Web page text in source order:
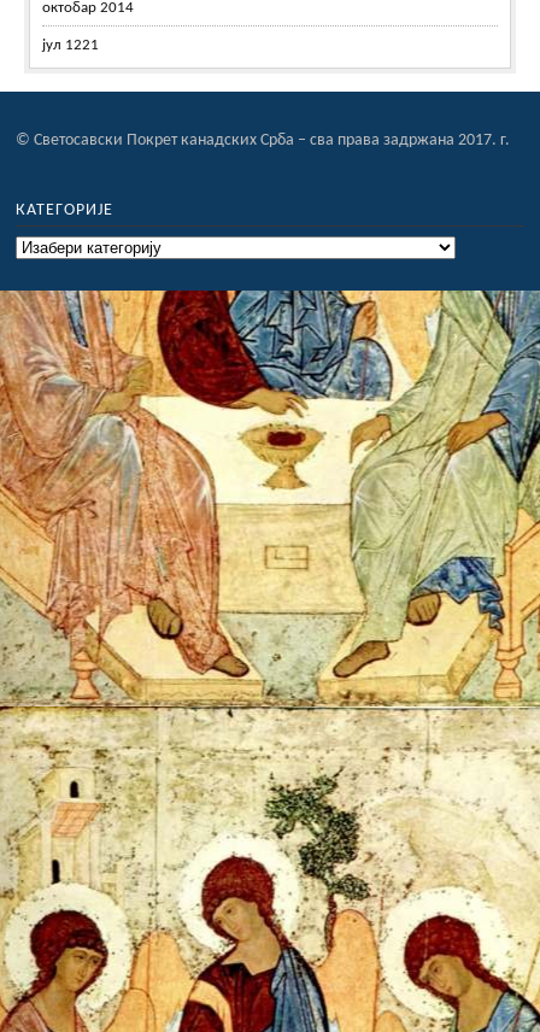
октобар 2014
јул 1221
© Светосавски Покрет канадских Срба – сва права задржана 2017. г.
КАТЕГОРИЈЕ
Категорије